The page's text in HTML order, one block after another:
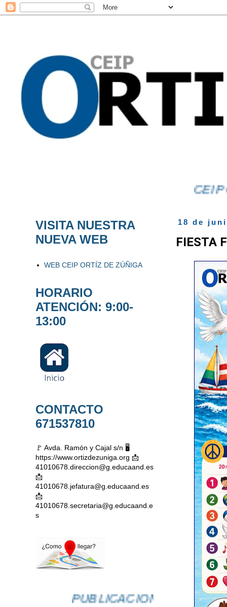
CEIP
18 de
FIESTA
VISITA NUESTRA
NUEVA WEB
WEB CEIP ORTÍZ DE ZÚÑIGA
HORARIO
ATENCIÓN: 9:00-
13:00
CONTACTO
671537810
🚩 Avda. Ramón y Cajal s/n 🖥️
https://www.ortizdezuniga.org 📩
41010678.direccion@g.educaand.es
📩
41010678.jefatura@g.educaand.es
📩
41010678.secretaria@g.educaand.e
s
PUBLICACIONES